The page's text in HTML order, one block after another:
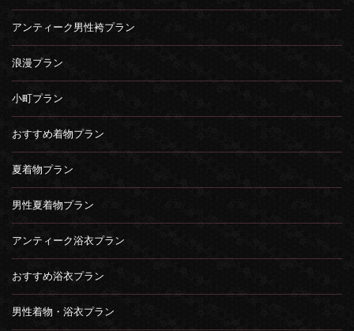
アンティーク男性袴プラン
浪漫プラン
小町プラン
おすすめ着物プラン
夏着物プラン
男性夏着物プラン
アンティーク浴衣プラン
おすすめ浴衣プラン
男性着物・浴衣プラン